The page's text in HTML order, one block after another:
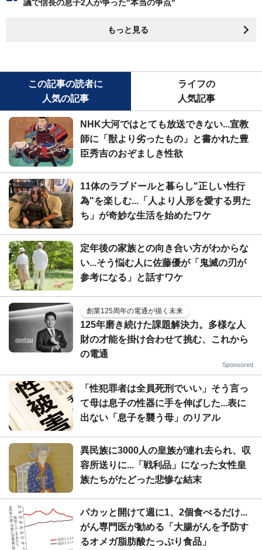
議で信長の息子2人が争った"本当の争点"
もっと見る
この記事の読者に
人気の記事
ライフの
人気記事
NHK大河ではとても放送できない...宣教
師に「獣より劣ったもの」と書かれた豊
臣秀吉のおぞましき性欲
11体のラブドールと暮らし"正しい性行
為"を楽しむ...「人より人形を愛する男た
ち」が奇妙な生活を始めたワケ
定年後の家族との向き合い方がわからな
い...そう悩む人に佐藤優が「鬼滅の刃が
参考になる」と話すワケ
創業125周年の電通が描く未来
125年磨き続けた課題解決力。多様な人
財の才能を掛け合わせて挑む、これから
の電通
Sponsored
「性犯罪者は全員死刑でいい」そう言っ
て母は息子の性器に手を伸ばした...表に
出ない「息子を襲う母」のリアル
異民族に3000人の皇族が連れ去られ、収
容所送りに...「戦利品」になった女性皇
族たちがたどった悲惨な結末
パカッと開けて週に1、2個食べるだけ...
がん専門医が勧める「大腸がんを予防す
るオメガ脂肪酸たっぷり食品」